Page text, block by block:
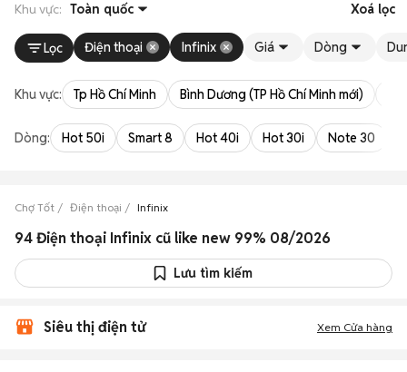
Khu vực: Toàn quốc Xoá lọc
Lọc Điện thoại Infinix Giá Dòng
Khu vực: Tp Hồ Chí Minh Bình Dương (TP Hồ Chí Minh mới)
Dòng: Hot 50i Smart 8 Hot 40i Hot 30i Note 30
Chợ Tốt Điện thoại Infinix
94 Điện thoại Infinix cũ like new 99% 08/2026
Lưu tìm kiếm
Siêu thị điện tử Xem Cửa hàng